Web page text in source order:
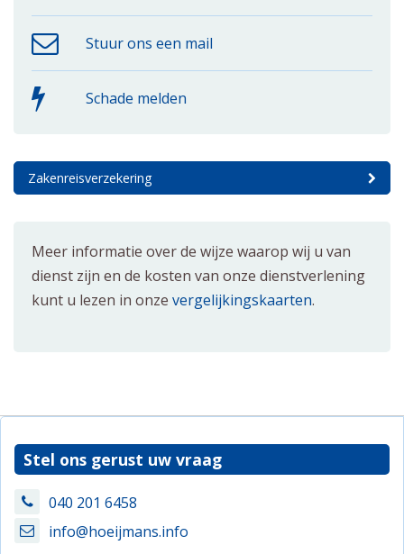
Stuur ons een mail
Schade melden
Zakenreisverzekering
Meer informatie over de wijze waarop wij u van
dienst zijn en de kosten van onze dienstverlening
kunt u lezen in onze vergelijkingskaarten.
Stel ons gerust uw vraag
040 201 6458
info@hoeijmans.info